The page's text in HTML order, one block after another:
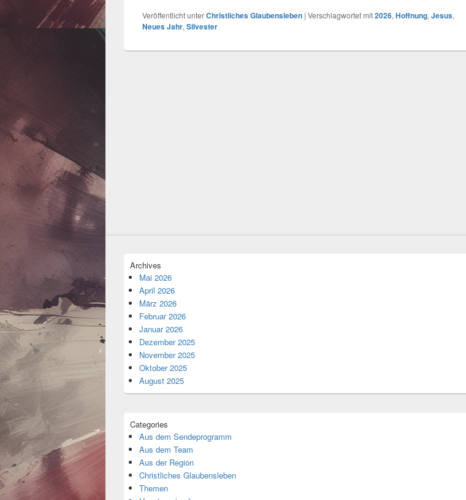
Veröffentlicht unterChristliches Glaubensleben | Verschlagwortet mit2026, Hoffnung, Jesus,
Neues Jahr, Silvester
Archives
Mai 2026
April 2026
März 2026
Februar 2026
Januar 2026
Dezember 2025
November 2025
Oktober 2025
August 2025
Categories
Aus dem Sendeprogramm
Aus dem Team
Aus der Region
Christliches Glaubensleben
Themen